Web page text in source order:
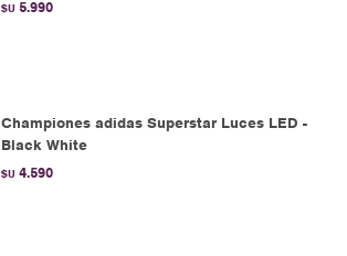
$U 5.990
Championes adidas Superstar Luces LED -
Black White
$U 4.590